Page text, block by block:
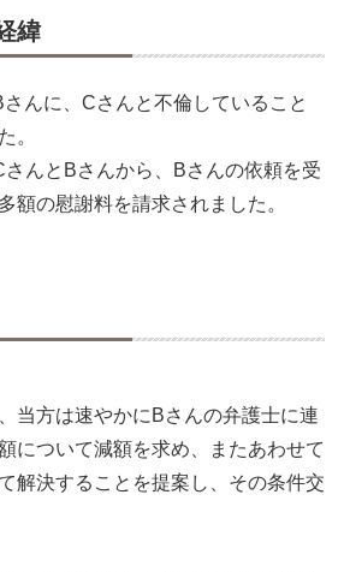
緯
んに、Cさんと不倫していること
。
んとBさんから、Bさんの依頼を受
額の慰謝料を請求されました。
当方は速やかにBさんの弁護士に連
について減額を求め、またあわせて
解決することを提案し、その条件交